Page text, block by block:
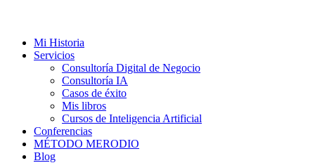
Mi Historia
Servicios
Consultoría Digital de Negocio
Consultoría IA
Casos de éxito
Mis libros
Cursos de Inteligencia Artificial
Conferencias
MÉTODO MERODIO
Blog